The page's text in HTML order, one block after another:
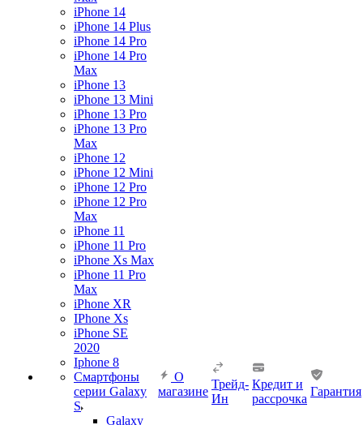
iPhone 14
iPhone 14 Plus
iPhone 14 Pro
iPhone 14 Pro
Max
iPhone 13
iPhone 13 Mini
iPhone 13 Pro
iPhone 13 Pro
Max
iPhone 12
iPhone 12 Mini
iPhone 12 Pro
iPhone 12 Pro
Max
iPhone 11
iPhone 11 Pro
iPhone Xs Max
iPhone 11 Pro
Max
iPhone XR
IPhone Xs
iPhone SE
2020
Iphone 8
Смартфоны
серии Galaxy
S
Galaxy
О
магазине
Трейд-
Ин
Кредит и
рассрочка
Гарантия